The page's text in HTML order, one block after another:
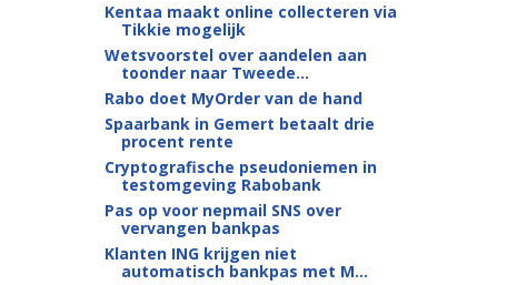
Kentaa maakt online collecteren via
Tikkie mogelijk
Wetsvoorstel over aandelen aan
toonder naar Tweede...
Rabo doet MyOrder van de hand
Spaarbank in Gemert betaalt drie
procent rente
Cryptografische pseudoniemen in
testomgeving Rabobank
Pas op voor nepmail SNS over
vervangen bankpas
Klanten ING krijgen niet
automatisch bankpas met M...